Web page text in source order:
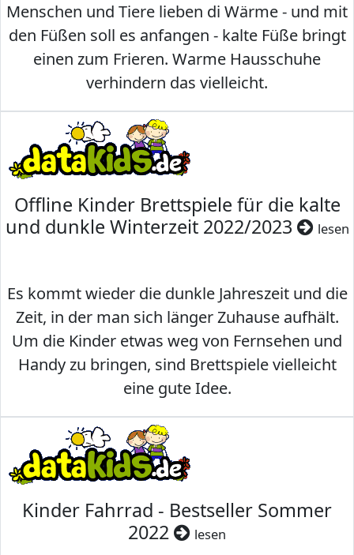
Menschen und Tiere lieben di Wärme - und mit
den Füßen soll es anfangen - kalte Füße bringt
einen zum Frieren. Warme Hausschuhe
verhindern das vielleicht.
Offline Kinder Brettspiele für die kalte
und dunkle Winterzeit 2022/2023
lesen
Es kommt wieder die dunkle Jahreszeit und die
Zeit, in der man sich länger Zuhause aufhält.
Um die Kinder etwas weg von Fernsehen und
Handy zu bringen, sind Brettspiele vielleicht
eine gute Idee.
Kinder Fahrrad - Bestseller Sommer
2022
lesen